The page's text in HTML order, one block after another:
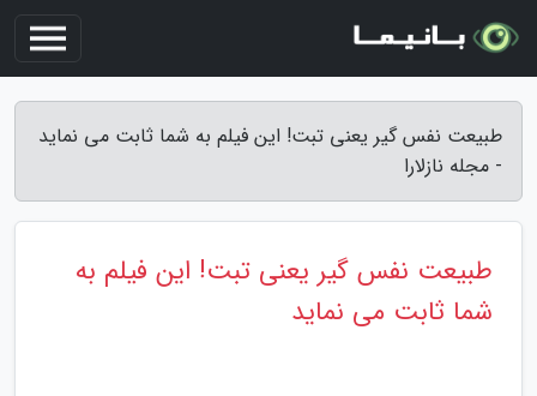
طبیعت نفس گیر یعنی تبت! این فیلم به شما ثابت می نماید
- مجله نازلارا
طبیعت نفس گیر یعنی تبت! این فیلم به
شما ثابت می نماید